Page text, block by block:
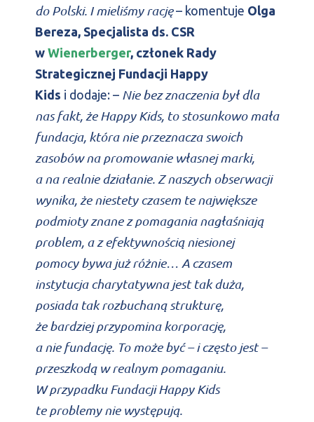
do Polski. I mieliśmy rację– komentuje Olga
Bereza, Specjalista ds. CSR
w Wienerberger, członek Rady
Strategicznej Fundacji Happy
Kids i dodaje: – Nie bez znaczenia był dla
nas fakt, że Happy Kids, to stosunkowo mała
fundacja, która nie przeznacza swoich
zasobów na promowanie własnej marki,
a na realnie działanie. Z naszych obserwacji
wynika, że niestety czasem te największe
podmioty znane z pomagania nagłaśniają
problem, a z efektywnością niesionej
pomocy bywa już różnie… A czasem
instytucja charytatywna jest tak duża,
posiada tak rozbuchaną strukturę,
że bardziej przypomina korporację,
a nie fundację. To może być – i często jest –
przeszkodą w realnym pomaganiu.
W przypadku Fundacji Happy Kids
te problemy nie występują.